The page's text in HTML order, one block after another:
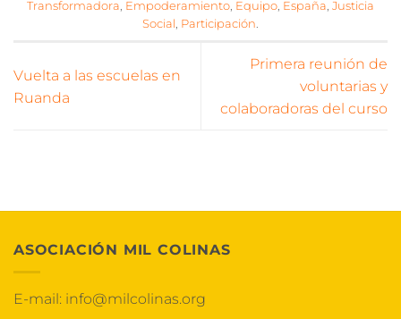
Transformadora, Empoderamiento, Equipo, España, Justicia
Social, Participación.
Vuelta a las escuelas en
Ruanda
Primera reunión de
voluntarias y
colaboradoras del curso
ASOCIACIÓN MIL COLINAS
E-mail: info@milcolinas.org